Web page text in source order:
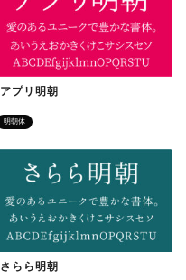
明朝体
アプリ明朝
さらら明朝